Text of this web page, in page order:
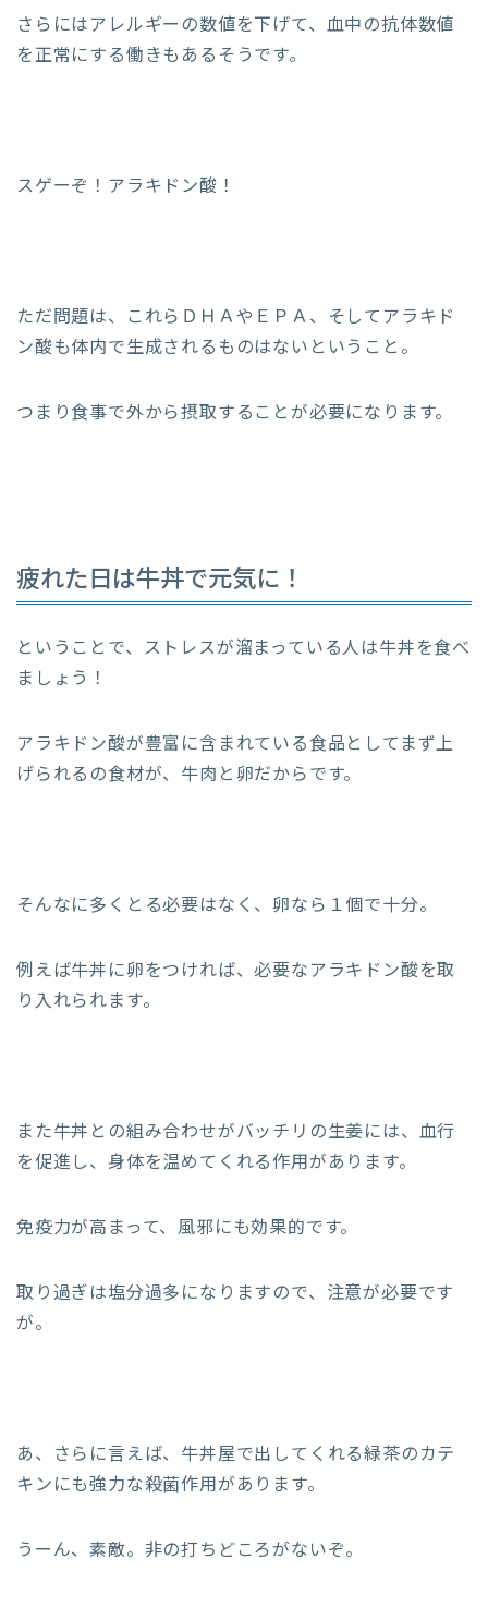
さらにはアレルギーの数値を下げて、血中の抗体数値
を正常にする働きもあるそうです。
スゲーぞ！アラキドン酸！
ただ問題は、これらＤＨＡやＥＰＡ、そしてアラキド
ン酸も体内で生成されるものはないということ。
つまり食事で外から摂取することが必要になります。
疲れた日は牛丼で元気に！
ということで、ストレスが溜まっている人は牛丼を食べ
ましょう！
アラキドン酸が豊富に含まれている食品としてまず上
げられるの食材が、牛肉と卵だからです。
そんなに多くとる必要はなく、卵なら１個で十分。
例えば牛丼に卵をつければ、必要なアラキドン酸を取
り入れられます。
また牛丼との組み合わせがバッチリの生姜には、血行
を促進し、身体を温めてくれる作用があります。
免疫力が高まって、風邪にも効果的です。
取り過ぎは塩分過多になりますので、注意が必要です
が。
あ、さらに言えば、牛丼屋で出してくれる緑茶のカテ
キンにも強力な殺菌作用があります。
うーん、素敵。非の打ちどころがないぞ。